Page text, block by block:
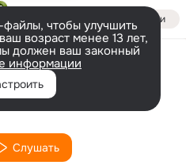
Войти
чтобы улучшить
возраст менее 13 лет,
должен ваш законный
информации
Слушать